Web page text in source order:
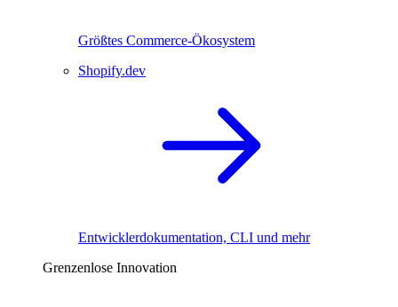
Größtes Commerce-Ökosystem
Shopify.dev
Entwicklerdokumentation, CLI und mehr
Grenzenlose Innovation